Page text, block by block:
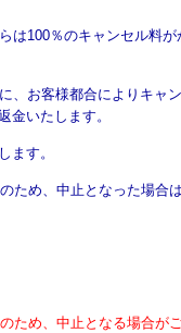
は100％のキャンセル料が
、お客様都合によりキャ
金いたします。
ます。
ため、中止となった場合
ため、中止となる場合が